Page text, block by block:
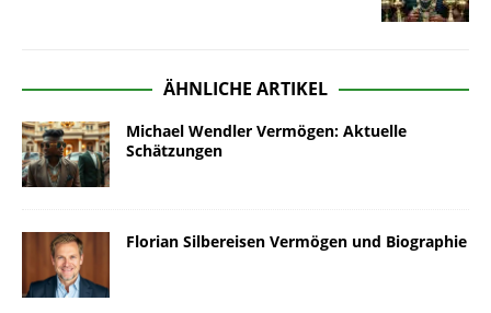
ÄHNLICHE ARTIKEL
Michael Wendler Vermögen: Aktuelle
Schätzungen
Florian Silbereisen Vermögen und Biographie